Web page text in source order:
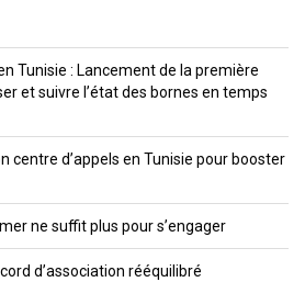
Tunisie : Lancement de la première
et suivre l’état des bornes en temps
centre d’appels en Tunisie pour booster
ne suffit plus pour s’engager
d’association rééquilibré